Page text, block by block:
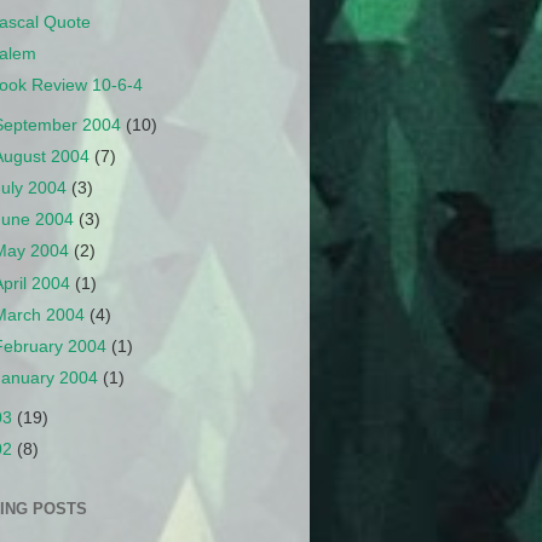
Quote
Review 10-6-4
2004 (10)
2004 (7)
2004 (3)
2004 (3)
2004(2)
2004 (1)
2004 (4)
2004 (1)
2004 (1)
(19)
(8)
POSTS